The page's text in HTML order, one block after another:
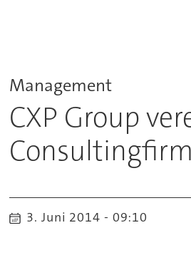
Management
CXP Group
3. Juni 2014 - 09:10